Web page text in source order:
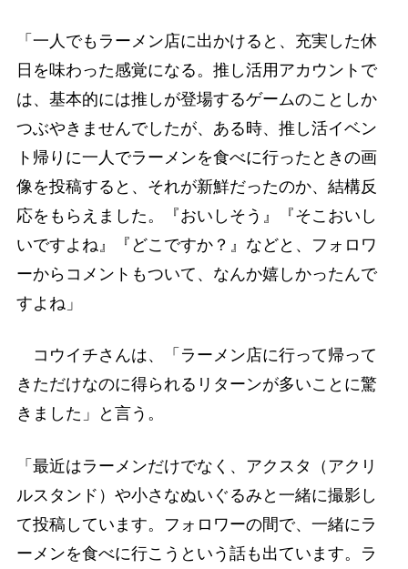
「一人でもラーメン店に出かけると、充実した休
日を味わった感覚になる。推し活用アカウントで
は、基本的には推しが登場するゲームのことしか
つぶやきませんでしたが、ある時、推し活イベン
ト帰りに一人でラーメンを食べに行ったときの画
像を投稿すると、それが新鮮だったのか、結構反
応をもらえました。『おいしそう』『そこおいし
いですよね』『どこですか？』などと、フォロワ
ーからコメントもついて、なんか嬉しかったんで
すよね」
コウイチさんは、「ラーメン店に行って帰って
きただけなのに得られるリターンが多いことに驚
きました」と言う。
「最近はラーメンだけでなく、アクスタ（アクリ
ルスタンド）や小さなぬいぐるみと一緒に撮影し
て投稿しています。フォロワーの間で、一緒にラ
ーメンを食べに行こうという話も出ています。ラ